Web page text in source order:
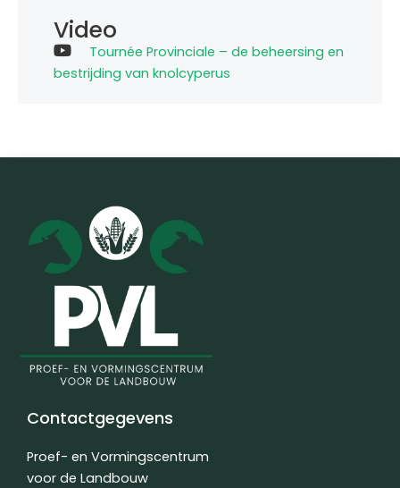
Video
Tournée Provinciale – de beheersing en
bestrijding van knolcyperus
Contactgegevens
Proef- en Vormingscentrum
voor de Landbouw